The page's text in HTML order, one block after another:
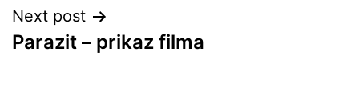
Next post
Parazit – prikaz filma